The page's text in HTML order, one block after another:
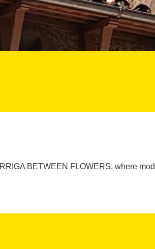
BETWEEN FLOWERS, where